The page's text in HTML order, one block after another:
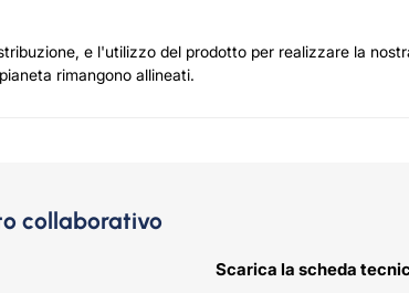
e l'utilizzo del prodotto per realizzare la
rimangono allineati.
collaborativo
Scarica la scheda